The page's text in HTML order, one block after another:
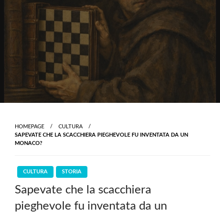
content
HOMEPAGE
CULTURA
SAPEVATE CHE LA SCACCHIERA PIEGHEVOLE FU INVENTATA DA UN
MONACO?
CULTURA STORIA
Sapevate che la scacchiera
pieghevole fu inventata da un